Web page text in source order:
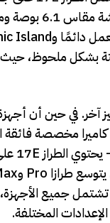
ملحوظ، حيث تبلغ
المختلفة.